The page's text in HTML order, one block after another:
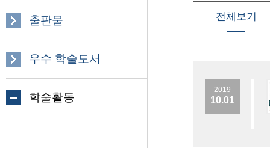
출판물
우수 학술도서
학술활동
전체보기
2019
10.01